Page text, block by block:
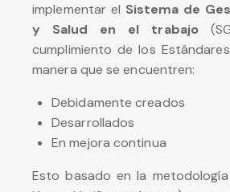
implementar el Sistema de
y Salud en el trabajo
cumplimiento de los
manera que se encuentren:
Debidamente creados
Desarrollados
En mejora continua
Esto basado en la metodología